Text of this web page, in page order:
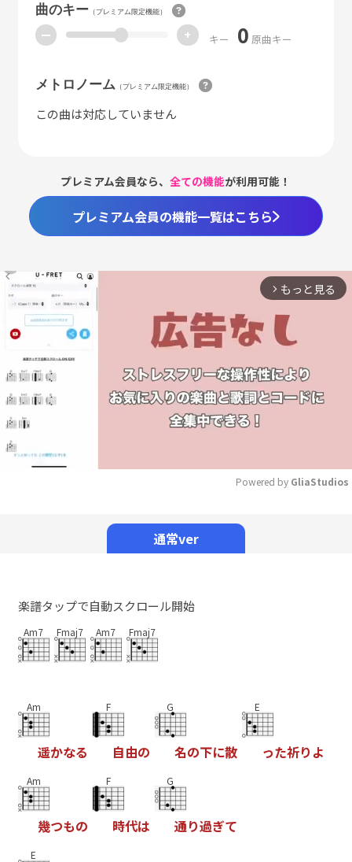
曲のキー（プレミアム限定機能）
ー + キー 0 原曲キー
メトロノーム （プレミアム限定機能）
この曲は対応していません
プレミアム会員なら、全ての機能が利用可能！
プレミアム会員の機能一覧はこちら
arrow_forward_ios もっと見る
Powered by GliaStudios
通常ver
楽譜タップで自動スクロール開始
Am7 Fmaj7 Am7 Fmaj7
Am
遥かなる
F
自由の
G
名の下に散
E
った祈り よ
Am
幾つもの
F
時代は
G
通り過ぎて
E